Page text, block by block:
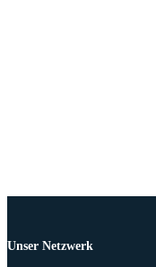
Unser Netzwerk